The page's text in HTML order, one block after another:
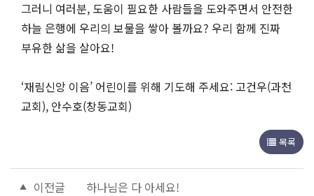
그러니 여러분, 도움이 필요한 사람들을 도와주면서 안전한
하늘 은행에 우리의 보물을 쌓아 볼까요? 우리 함께 진짜
부유한 삶을 살아요!
‘재림신앙 이음’ 어린이를 위해 기도해 주세요: 고건우(과천
교회), 안수호(창동교회)
목록
이전글 하나님은 다 아세요!